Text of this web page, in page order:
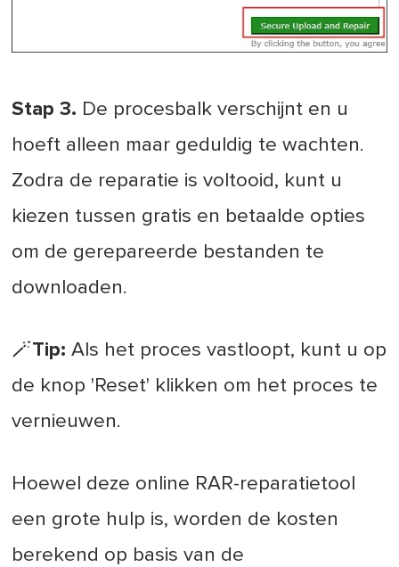
Stap 3. De procesbalk verschijnt en u
hoeft alleen maar geduldig te wachten.
Zodra de reparatie is voltooid, kunt u
kiezen tussen gratis en betaalde opties
om de gerepareerde bestanden te
downloaden.
🪄Tip: Als het proces vastloopt, kunt u op
de knop 'Reset' klikken om het proces te
vernieuwen.
Hoewel deze online RAR-reparatietool
een grote hulp is, worden de kosten
berekend op basis van de